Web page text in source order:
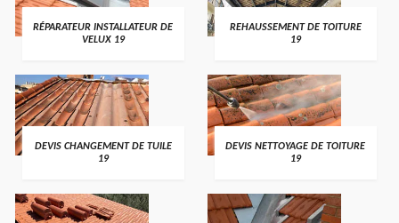
RÉPARATEUR INSTALLATEUR DE
VELUX 19
REHAUSSEMENT DE TOITURE
19
DEVIS CHANGEMENT DE TUILE
19
DEVIS NETTOYAGE DE TOITURE
19